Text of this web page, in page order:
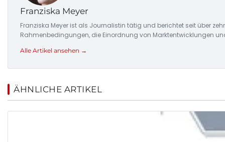
Franziska Meyer
Franziska Meyer ist als Journalistin tätig und berichtet seit über
Rahmenbedingungen, die Einordnung von Marktentwicklungen
Alle Artikel ansehen →
ÄHNLICHE ARTIKEL